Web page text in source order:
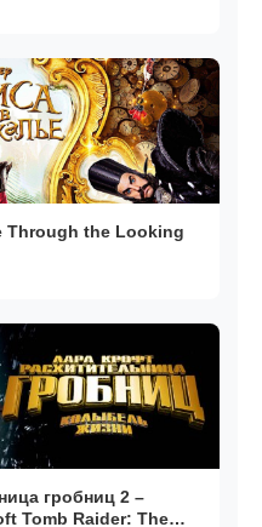
Through the Looking
гробниц 2 –
Tomb Raider: The